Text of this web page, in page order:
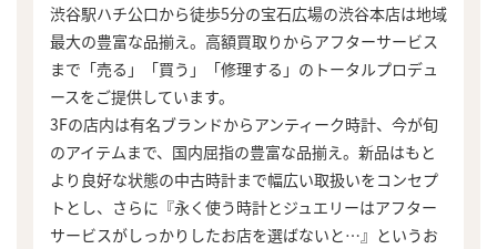
渋谷駅ハチ公口から徒歩5分の宝石広場の渋谷本店は地域
最大の豊富な品揃え。高額買取りからアフターサービス
まで「売る」「買う」「修理する」のトータルプロデュ
ースをご提供しています。
3Fの店内は有名ブランドからアンティーク時計、今が旬
のアイテムまで、国内屈指の豊富な品揃え。新品はもと
より良好な状態の中古時計まで幅広い取扱いをコンセプ
トとし、さらに『永く使う時計とジュエリーはアフター
サービスがしっかりしたお店を選ばないと…』というお